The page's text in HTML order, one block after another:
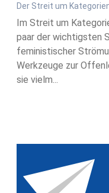
Der Streit um
Im Streit um
paar der wichtigsten
feministischer
Werkzeuge zur
sie vielm...